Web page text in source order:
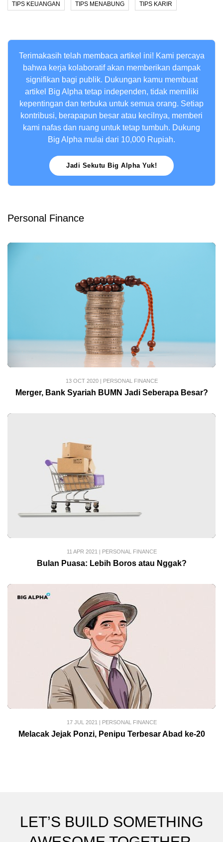
TIPS KEUANGAN TIPS MENABUNG TIPS KARIR
Terimakasih telah membaca artikel ini! Kami percaya
bahwa kerja kolaboratif akan memberikan dampak
signifikan bagi publik. Dukungan kamu membuat
artikel Big Alpha tetap independen, tidak memiliki
kepentingan dan terbuka untuk semua orang. Setiap
kontribusi, berapapun besar atau kecilnya, memberi
kami nafas dan ruang untuk tetap tumbuh. Dukung
Big Alpha mulai dari 10,000 Rupiah.
Jadi Sekutu Big Alpha Yuk!
Personal Finance
13 OCT 2020| PERSONAL FINANCE
Merger, Bank Syariah BUMN Jadi Seberapa Besar?
11 APR 2021 | PERSONAL FINANCE
Bulan Puasa: Lebih Boros atau Nggak?
17 JUL 2021 | PERSONAL FINANCE
Melacak Jejak Ponzi, Penipu Terbesar Abad ke-20
LET’S BUILD SOMETHING